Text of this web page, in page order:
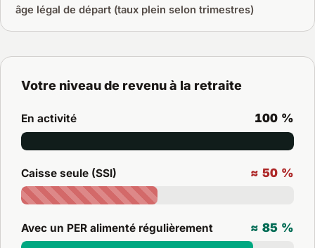
âge légal de départ (taux plein selon trimestres)
Votre niveau de revenu à la retraite
En activité 100 %
Caisse seule (SSI) ≈ 50 %
Avec un PER alimenté régulièrement ≈ 85 %